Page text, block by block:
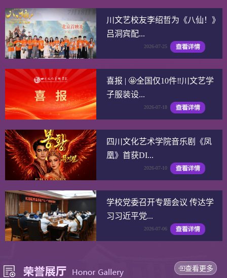
川文艺校友李绍哲为《八仙！》
吕洞宾配...
2026-07-25
喜报 | 🤩全国仅10件‼️川文艺学
子服装设...
2026-07-18
四川文化艺术学院音乐剧《凤
凰》首获DI...
2026-07-10
学校党委召开专题会议 传达学
习习近平党...
2026-07-06
查看更多